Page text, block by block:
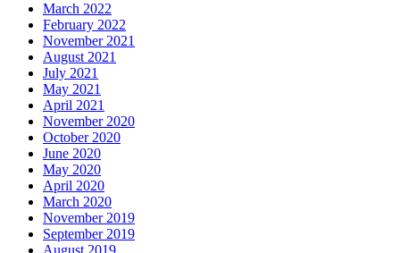
March 2022
February 2022
November 2021
August 2021
July 2021
May 2021
April 2021
November 2020
October 2020
June 2020
May 2020
April 2020
March 2020
November 2019
September 2019
August 2019